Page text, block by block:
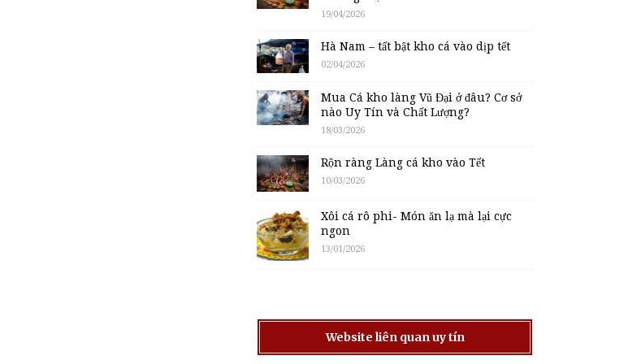
19/04/2026
Hà Nam – tất bật kho cá vào dịp tết
02/04/2026
Mua Cá kho làng Vũ Đại ở đâu? Cơ sở
nào Uy Tín và Chất Lượng?
18/03/2026
Rộn ràng Làng cá kho vào Tết
10/03/2026
Xôi cá rô phi- Món ăn lạ mà lại cực
ngon
13/01/2026
Website liên quan uy tín